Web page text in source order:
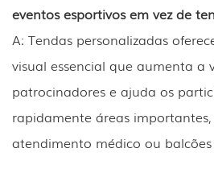
eventos esportivos em vez de
A: Tendas personalizadas
visual essencial que aumenta a
patrocinadores e ajuda os
rapidamente áreas
atendimento médico ou